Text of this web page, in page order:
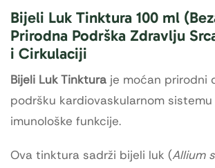
Bijeli Luk Tinktura 100 ml
Prirodna Podrška Zdravlju
i Cirkulaciji
Bijeli Luk Tinktura je moćan prirodni
podršku kardiovaskularnom
imunološke funkcije.
Ova tinktura sadrži bijeli luk (Allium